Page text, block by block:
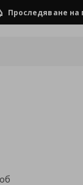
Проследяване на